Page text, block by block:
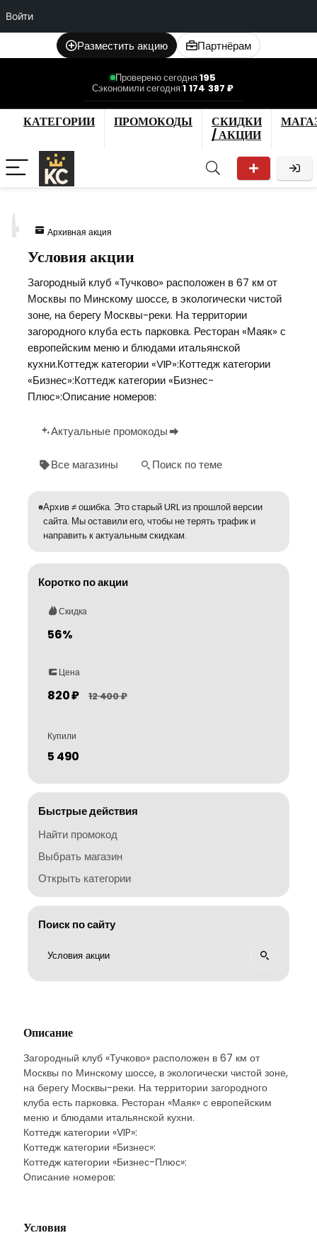
Войти
Разместить акцию Партнёрам
Проверено сегодня:195
Сэкономили сегодня:1 174 387 ₽
КАТЕГОРИИ ПРОМОКОДЫ
СКИДКИ
/ АКЦИИ
Архивная акция
Условия акции
Загородный клуб «Тучково» расположен в 67 км от
Москвы по Минскому шоссе, в экологически чистой
зоне, на берегу Москвы-реки. На территории
загородного клуба есть парковка. Ресторан «Маяк» с
европейским меню и блюдами итальянской
кухни.Коттедж категории «VIP»:Коттедж категории
«Бизнес»:Коттедж категории «Бизнес-
Плюс»:Описание номеров:
Актуальные промокоды
Все магазины Поиск по теме
Архив ≠ ошибка. Это старый URL из прошлой версии
сайта. Мы оставили его, чтобы не терять трафик и
направить к актуальным скидкам.
Коротко по акции
Скидка
56%
Цена
820 ₽ 12 400 ₽
Купили
5 490
Быстрые действия
Найти промокод
Выбрать магазин
Открыть категории
Поиск по сайту
Описание
Загородный клуб «Тучково» расположен в 67 км от
Москвы по Минскому шоссе, в экологически чистой зоне,
на берегу Москвы-реки. На территории загородного
клуба есть парковка. Ресторан «Маяк» с европейским
меню и блюдами итальянской кухни.
Коттедж категории «VIP»:
Коттедж категории «Бизнес»:
Коттедж категории «Бизнес-Плюс»:
Описание номеров:
Условия